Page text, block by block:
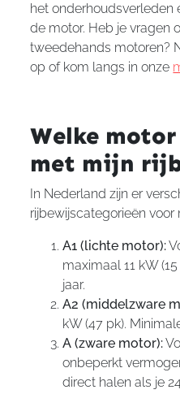
het onderhoudsverleden
de motor. Heb je vragen
tweedehands motoren?
op of kom langs in onze
Welke
met mijn
In Nederland zijn er
rijbewijscategorieën voor
A1 (lichte motor):
maximaal 11 kW
jaar.
A2 (middelzware
kW (47 pk).
A (zware motor):
onbeperkt
direct halen als je